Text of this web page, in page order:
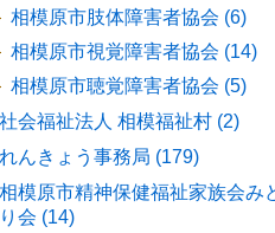
相模原市肢体障害者協会 (6)
相模原市視覚障害者協会 (14)
相模原市聴覚障害者協会 (5)
社会福祉法人 相模福祉村 (2)
れんきょう事務局 (179)
相模原市精神保健福祉家族会み
り会 (14)